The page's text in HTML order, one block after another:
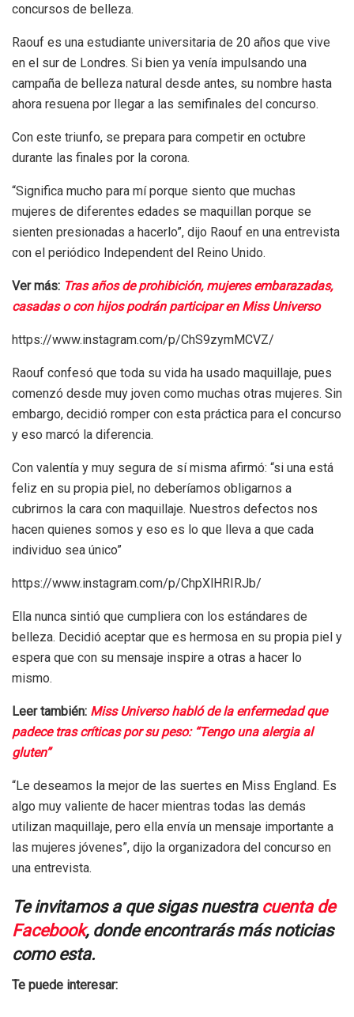
concursos de belleza.
Raouf es una estudiante universitaria de 20 años que vive
en el sur de Londres. Si bien ya venía impulsando una
campaña de belleza natural desde antes, su nombre hasta
ahora resuena por llegar a las semifinales del concurso.
Con este triunfo, se prepara para competir en octubre
durante las finales por la corona.
“Significa mucho para mí porque siento que muchas
mujeres de diferentes edades se maquillan porque se
sienten presionadas a hacerlo”, dijo Raouf en una entrevista
con el periódico Independent del Reino Unido.
Ver más: Tras años de prohibición, mujeres embarazadas,
casadas o con hijos podrán participar en Miss Universo
https://www.instagram.com/p/ChS9zymMCVZ/
Raouf confesó que toda su vida ha usado maquillaje, pues
comenzó desde muy joven como muchas otras mujeres. Sin
embargo, decidió romper con esta práctica para el concurso
y eso marcó la diferencia.
Con valentía y muy segura de sí misma afirmó: “si una está
feliz en su propia piel, no deberíamos obligarnos a
cubrirnos la cara con maquillaje. Nuestros defectos nos
hacen quienes somos y eso es lo que lleva a que cada
individuo sea único”
https://www.instagram.com/p/ChpXlHRIRJb/
Ella nunca sintió que cumpliera con los estándares de
belleza. Decidió aceptar que es hermosa en su propia piel y
espera que con su mensaje inspire a otras a hacer lo
mismo.
Leer también: Miss Universo habló de la enfermedad que
padece tras críticas por su peso: “Tengo una alergia al
gluten”
“Le deseamos la mejor de las suertes en Miss England. Es
algo muy valiente de hacer mientras todas las demás
utilizan maquillaje, pero ella envía un mensaje importante a
las mujeres jóvenes”, dijo la organizadora del concurso en
una entrevista.
Te invitamos a que sigas nuestra cuenta de
Facebook, donde encontrarás más noticias
como esta.
Te puede interesar: